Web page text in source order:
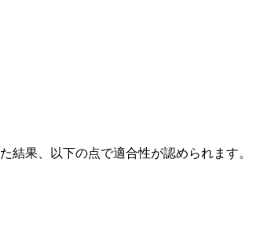
結果、以下の点で適合性が認められます。